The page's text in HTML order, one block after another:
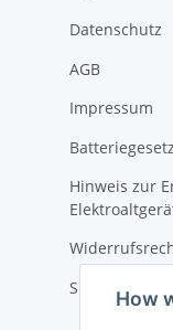
How
Datenschutz
AGB
Impressum
Hinweis zur
Sitemap